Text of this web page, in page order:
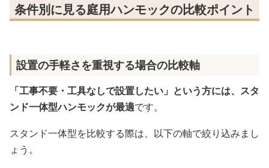
条件別に見る庭用ハンモックの比較ポイント
設置の手軽さを重視する場合の比較軸
「工事不要・工具なしで設置したい」という方には、スタ
ンド一体型ハンモックが最適です。
スタンド一体型を比較する際は、以下の軸で絞り込みまし
ょう。